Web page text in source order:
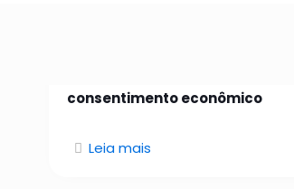
consentimento econômico
Leia mais